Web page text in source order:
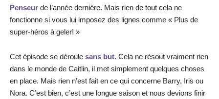
Penseur de l’année dernière. Mais rien de tout cela ne
fonctionne si vous lui imposez des lignes comme « Plus de
super-héros à geler! »
Cet épisode se déroule sans but. Cela ne résout vraiment rien
dans le monde de Caitlin, il met simplement quelques choses
en place. Mais rien n’est fait en ce qui concerne Barry, Iris ou
Nora. C’est bien, c’est une longue saison et nous devions finir